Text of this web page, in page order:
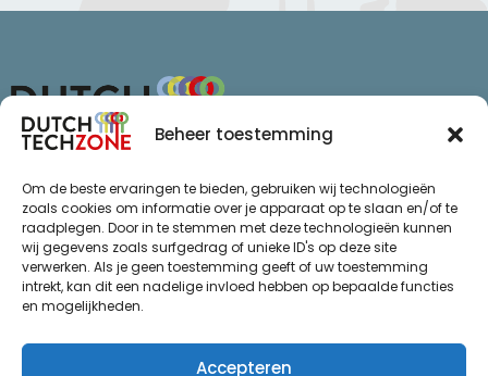
Beheer toestemming
Om de beste ervaringen te bieden, gebruiken wij technologieën
zoals cookies om informatie over je apparaat op te slaan en/of te
raadplegen. Door in te stemmen met deze technologieën kunnen
wij gegevens zoals surfgedrag of unieke ID's op deze site
verwerken. Als je geen toestemming geeft of uw toestemming
intrekt, kan dit een nadelige invloed hebben op bepaalde functies
en mogelijkheden.
Accepteren
7811 KL Emmen
+31 (0)85 065 72 47
info@dutchtechzone.nl
Ga naar
De regio
Over ons
.
Algemene voorwaarden